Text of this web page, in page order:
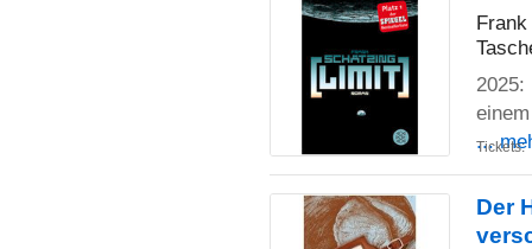
2025:
...
Tickets:
Der